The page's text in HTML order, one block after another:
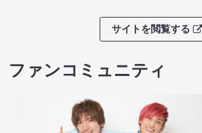
サイトを閲覧する
ファンコミュニティ